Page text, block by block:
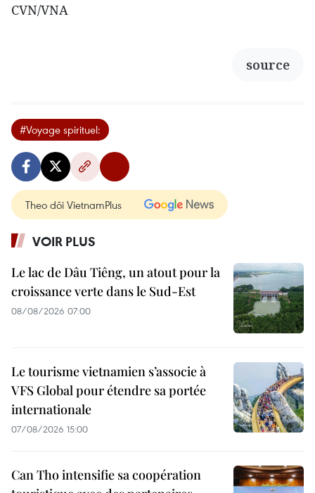
CVN/VNA
source
#Voyage spirituel:
Theo dõi VietnamPlus
VOIR PLUS
Le lac de Dâu Tiêng, un atout pour la
croissance verte dans le Sud-Est
08/08/2026 07:00
Le tourisme vietnamien s’associe à
VFS Global pour étendre sa portée
internationale
07/08/2026 15:00
Can Tho intensifie sa coopération